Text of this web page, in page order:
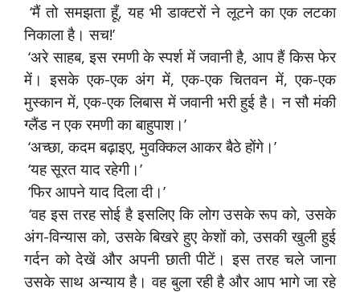
‘मैं तो समझता हूँ, यह भी डाक्टरों ने लूटने का एक लटका
निकाला है। सच!’
‘अरे साहब, इस रमणी के स्पर्श में जवानी है, आप हैं किस फेर
में। इसके एक-एक अंग में, एक-एक चितवन में, एक-एक
मुस्कान में, एक-एक लिबास में जवानी भरी हुई है। न सौ मंकी
ग्लैंड न एक रमणी का बाहुपाश।’
‘अच्छा, कदम बढ़ाइए, मुवक्किल आकर बैठे होंगे।’
‘यह सूरत याद रहेगी।’
‘फिर आपने याद दिला दी।’
‘वह इस तरह सोई है इसलिए कि लोग उसके रूप को, उसके
अंग-विन्यास को, उसके बिखरे हुए केशों को, उसकी खुली हुई
गर्दन को देखें और अपनी छाती पीटें। इस तरह चले जाना
उसके साथ अन्याय है। वह बुला रही है और आप भागे जा रहे